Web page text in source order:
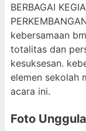
BERBAGAI
kebersamaan bm
totalitas dan
kesuksesan.
elemen sekolah
acara ini.
Foto